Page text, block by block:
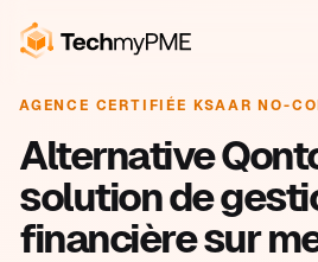
AGENCE CERTIFIÉE KSAAR NO-
Alternative
solution de
financière sur